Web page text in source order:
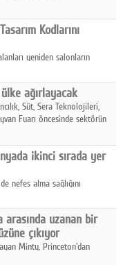
Kodlarını
yeniden salonların
ağırlayacak
Süt, Sera Teknolojileri,
Fuarı öncesinde sektörün
ikinci sırada yer
nefes alma sağlığını
arasında uzanan bir
çıkıyor
Minty, Princeton'dan